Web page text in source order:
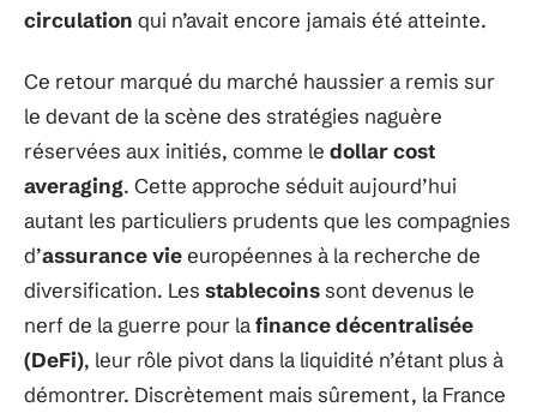
circulation qui n’avait encore jamais été atteinte.
Ce retour marqué du marché haussier a remis sur
le devant de la scène des stratégies naguère
réservées aux initiés, comme le dollar cost
averaging. Cette approche séduit aujourd’hui
autant les particuliers prudents que les compagnies
d’assurance vieeuropéennes à la recherche de
diversification. Les stablecoinssont devenus le
nerf de la guerre pour lafinance décentralisée
(DeFi), leur rôle pivot dans la liquidité n’étant plus à
démontrer. Discrètement mais sûrement, la France